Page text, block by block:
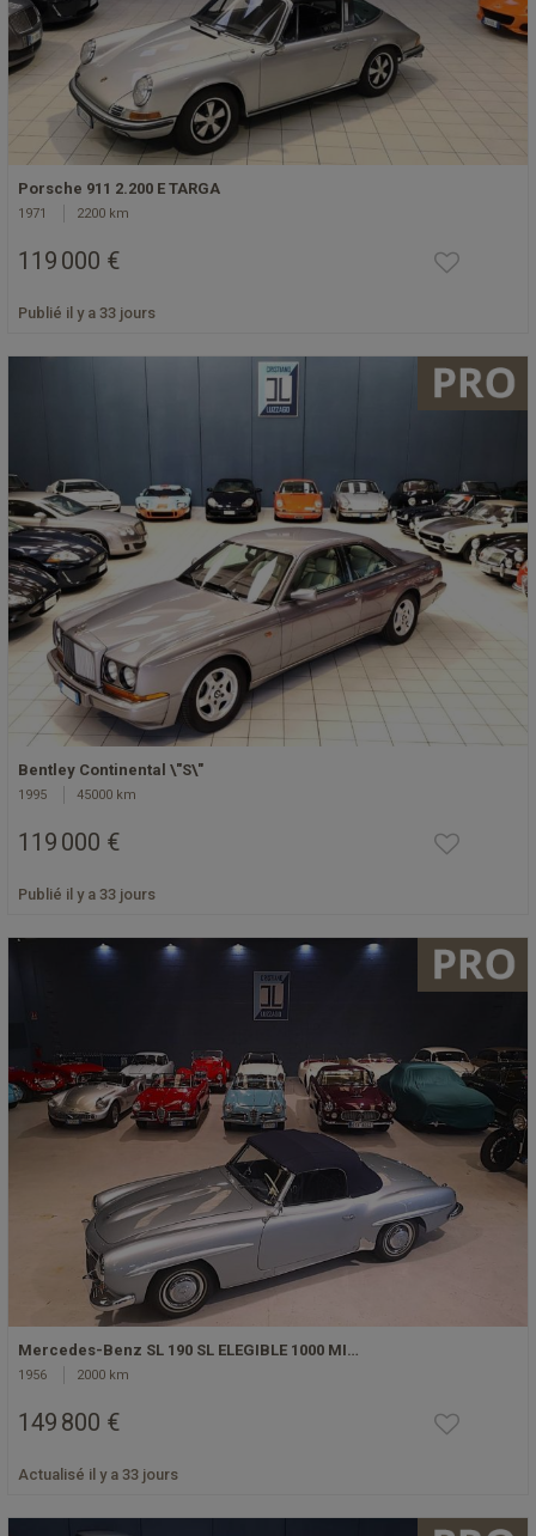
Porsche 911 2.200 E TARGA
1971 2200 km
119 000 €
Publié il y a 33 jours
Bentley Continental \"S\"
1995 45000 km
119 000 €
Publié il y a 33 jours
Mercedes-Benz SL 190 SL ELEGIBLE 1000 MI…
1956 2000 km
149 800 €
Actualisé il y a 33 jours